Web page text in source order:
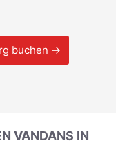
buchen →
VANDANS IN